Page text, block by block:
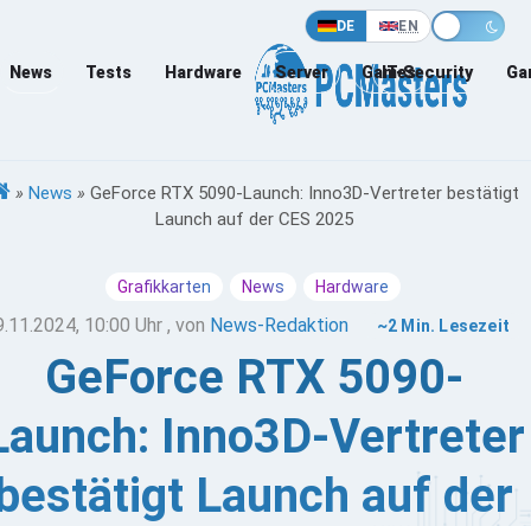
DE EN
News Tests Hardware Server Games
IT-Security
» News » GeForce RTX 5090-Launch: Inno3D-Vertreter bestätigt
Launch auf der CES 2025
Grafikkarten News Hardware
10:00 Uhr , von News-Redaktion ~2 Min. Lesezeit
GeForce RTX 5090-
Inno3D-Vertreter
Launch auf der